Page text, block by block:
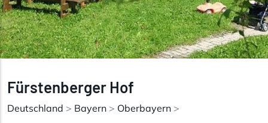
Fürstenberger Hof
Deutschland > Bayern > Oberbayern >